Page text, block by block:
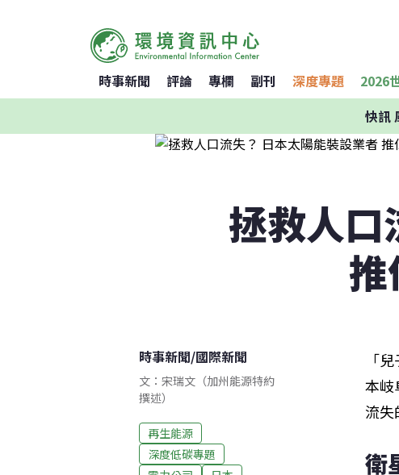
時事新聞 評論 專欄 副刊 深度專題 2026
快訊
拯救人口
時事新聞/國際新聞
文：宋瑞文（加州能源特約
撰述）
再生能源
深度低碳專題
「
本岐
流失
衛